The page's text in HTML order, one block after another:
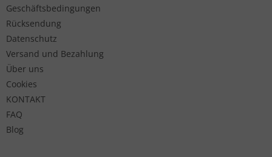
Geschäftsbedingungen
Rücksendung
Datenschutz
Versand und Bezahlung
Über uns
Cookies
KONTAKT
FAQ
Blog